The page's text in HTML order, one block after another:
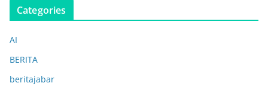
Categories
AI
BERITA
beritajabar